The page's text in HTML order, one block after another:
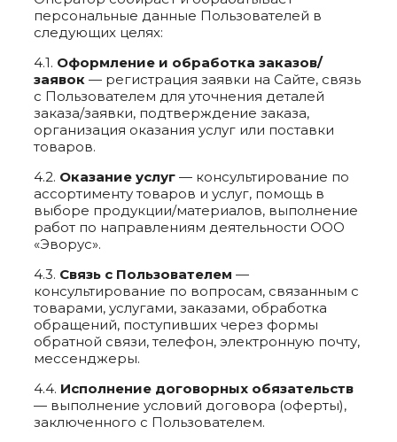
персональные данные Пользователей в
следующих целях:
4.1. Оформление и обработка заказов/
заявок — регистрация заявки на Сайте, связь
с Пользователем для уточнения деталей
заказа/заявки, подтверждение заказа,
организация оказания услуг или поставки
товаров.
4.2. Оказание услуг — консультирование по
ассортименту товаров и услуг, помощь в
выборе продукции/материалов, выполнение
работ по направлениям деятельности ООО
«Эворус».
4.3. Связь с Пользователем —
консультирование по вопросам, связанным с
товарами, услугами, заказами, обработка
обращений, поступивших через формы
обратной связи, телефон, электронную почту,
мессенджеры.
4.4. Исполнение договорных обязательств
— выполнение условий договора (оферты),
заключенного с Пользователем.